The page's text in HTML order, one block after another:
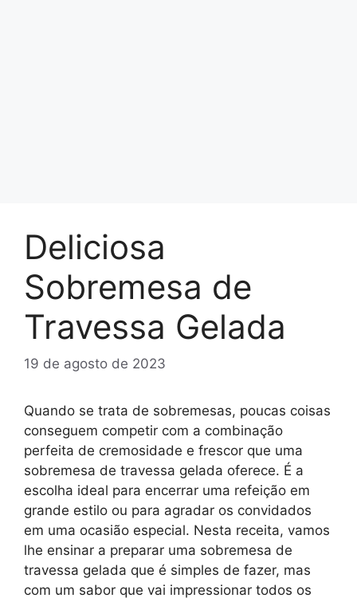
Deliciosa
Sobremesa de
Travessa Gelada
19 de agosto de 2023
Quando se trata de sobremesas, poucas coisas
conseguem competir com a combinação
perfeita de cremosidade e frescor que uma
sobremesa de travessa gelada oferece. É a
escolha ideal para encerrar uma refeição em
grande estilo ou para agradar os convidados
em uma ocasião especial. Nesta receita, vamos
lhe ensinar a preparar uma sobremesa de
travessa gelada que é simples de fazer, mas
com um sabor que vai impressionar todos os